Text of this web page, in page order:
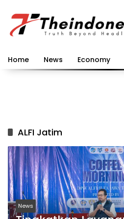
konten
Home News Economy
ALFI Jatim
News